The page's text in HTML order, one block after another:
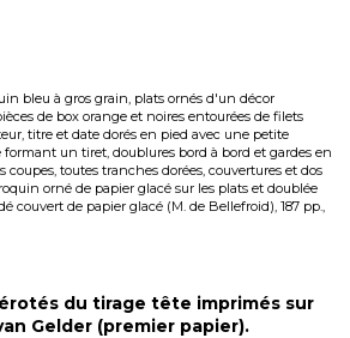
bleu à gros grain, plats ornés d'un décor
de box orange et noires entourées de filets
titre et date dorés en pied avec une petite
un tiret, doublures bord à bord et gardes en
coupes, toutes tranches dorées, couvertures et dos
orné de papier glacé sur les plats et doublée
couvert de papier glacé (M. de Bellefroid), 187 pp.,
du tirage tête imprimés sur
Gelder (premier papier).